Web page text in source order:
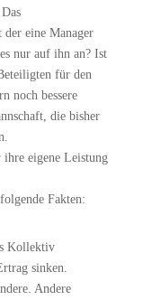
der eine Manager
nur auf ihn an? Ist
für den
noch bessere
die bisher
ihre eigene Leistung
Fakten:
Kollektiv
sinken.
Andere